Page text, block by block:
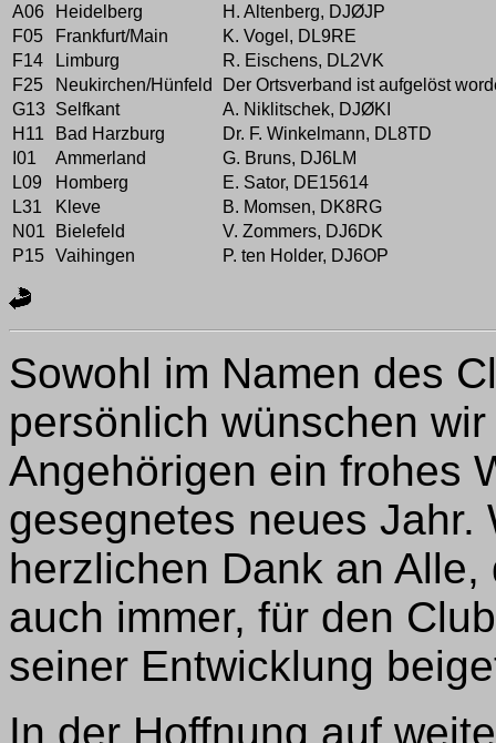
A06
Heidelberg
H. Altenberg, DJØJP
F05
Frankfurt/Main
K. Vogel, DL9RE
F14
Limburg
R. Eischens, DL2VK
F25
Neukirchen/Hünfeld
Der Ortsverband ist aufgelöst
G13 Selfkant
A. Niklitschek, DJØKI
H11
Bad Harzburg
Dr. F. Winkelmann, DL8TD
I01
Ammerland
G. Bruns, DJ6LM
L09
Homberg
E. Sator, DE15614
L31
Kleve
B. Momsen, DK8RG
N01
Bielefeld
V. Zommers, DJ6DK
P15 Vaihingen P. ten Holder, DJ6OP
Sowohl im Namen des
persönlich wünschen
Angehörigen ein frohes
gesegnetes neues
herzlichen Dank an
auch immer, für den
seiner Entwicklung
In der Hoffnung auf